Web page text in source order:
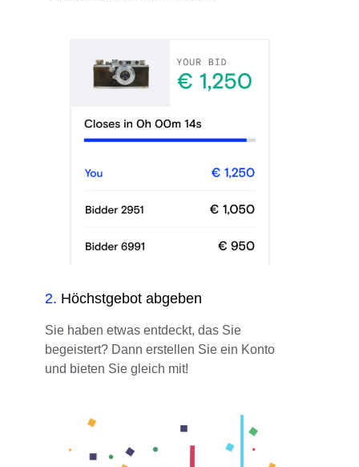
2. Höchstgebot abgeben
Sie haben etwas entdeckt, das Sie
begeistert? Dann erstellen Sie ein Konto
und bieten Sie gleich mit!